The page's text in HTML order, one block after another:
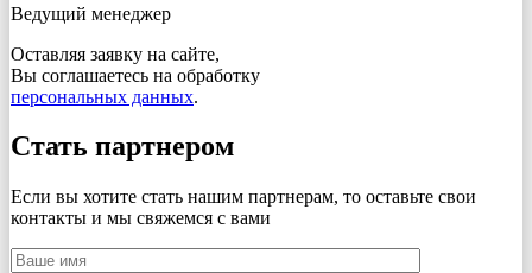
Ведущий менеджер
Оставляя заявку на сайте,
Вы соглашаетесь на обработку
персональных данных.
Стать партнером
Если вы хотите стать нашим партнерам, то оставьте свои
контакты и мы свяжемся с вами